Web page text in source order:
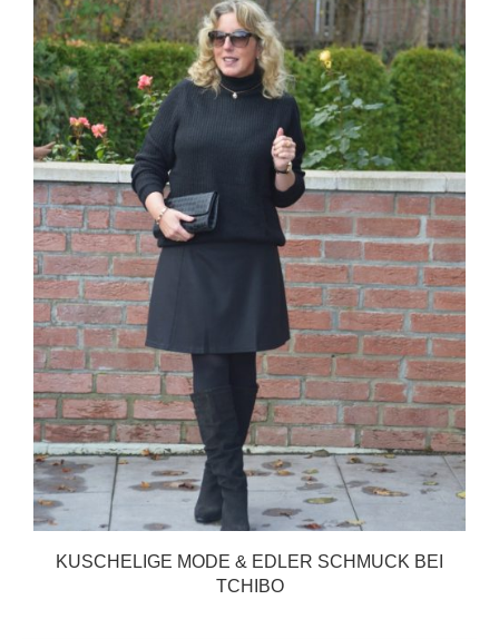
KUSCHELIGE MODE & EDLER SCHMUCK BEI
TCHIBO